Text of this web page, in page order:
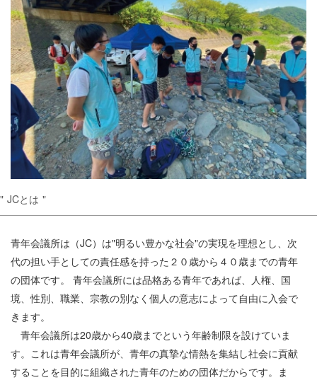
JCとは
青年会議所は（JC）は"明るい豊かな社会"の実現を理想とし、次
代の担い手としての責任感を持った２０歳から４０歳までの青年
の団体です。 青年会議所には品格ある青年であれば、人権、国
境、性別、職業、宗教の別なく個人の意志によって自由に入会で
きます。
青年会議所は20歳から40歳までという年齢制限を設けていま
す。これは青年会議所が、青年の真摯な情熱を集結し社会に貢献
することを目的に組織された青年のための団体だからです。ま